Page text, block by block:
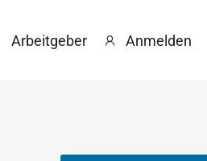
Arbeitgeber Anmelden